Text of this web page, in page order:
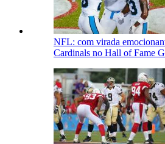
NFL: com virada
Cardinals no Hall of Fame